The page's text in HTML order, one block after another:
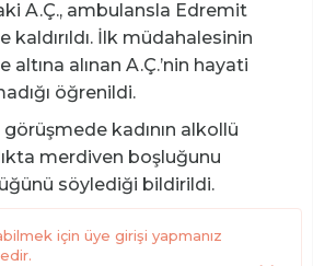
A.Ç., ambulansla Edremit
kaldırıldı. İlk müdahalesinin
altına alınan A.Ç.’nin hayati
öğrenildi.
kadının alkollü
merdiven boşluğunu
söylediği bildirildi.
için üye girişi yapmanız